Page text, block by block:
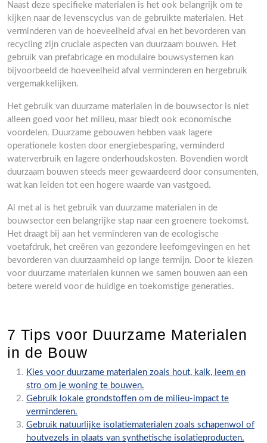
Naast deze specifieke materialen is het ook belangrijk om te
kijken naar de levenscyclus van de gebruikte materialen. Het
verminderen van de hoeveelheid afval en het bevorderen van
recycling zijn cruciale aspecten van duurzaam bouwen. Het
gebruik van prefabricage en modulaire bouwsystemen kan
bijvoorbeeld de hoeveelheid afval verminderen en hergebruik
vergemakkelijken.
Het gebruik van duurzame materialen in de bouwsector is niet
alleen goed voor het milieu, maar biedt ook economische
voordelen. Duurzame gebouwen hebben vaak lagere
operationele kosten door energiebesparing, verminderd
waterverbruik en lagere onderhoudskosten. Bovendien wordt
duurzaam bouwen steeds meer gewaardeerd door consumenten,
wat kan leiden tot een hogere waarde van vastgoed.
Al met al is het gebruik van duurzame materialen in de
bouwsector een belangrijke stap naar een groenere toekomst.
Het draagt bij aan het verminderen van de ecologische
voetafdruk, het creëren van gezondere leefomgevingen en het
bevorderen van duurzaamheid op lange termijn. Door te kiezen
voor duurzame materialen kunnen we samen bouwen aan een
betere wereld voor de huidige en toekomstige generaties.
7 Tips voor Duurzame Materialen
in de Bouw
Kies voor duurzame materialen zoals hout, kalk, leem en
stro om je woning te bouwen.
Gebruik lokale grondstoffen om de milieu-impact te
verminderen.
Gebruik natuurlijke isolatiematerialen zoals schapenwol of
houtvezels in plaats van synthetische isolatieproducten.